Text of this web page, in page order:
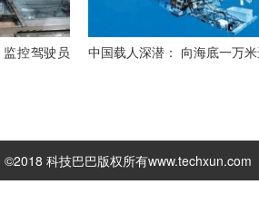
控驾驶员
中国载人深潜： 向海底一万
©2018 科技巴巴版权所有www.techxun.com